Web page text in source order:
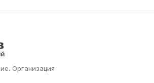
Организация